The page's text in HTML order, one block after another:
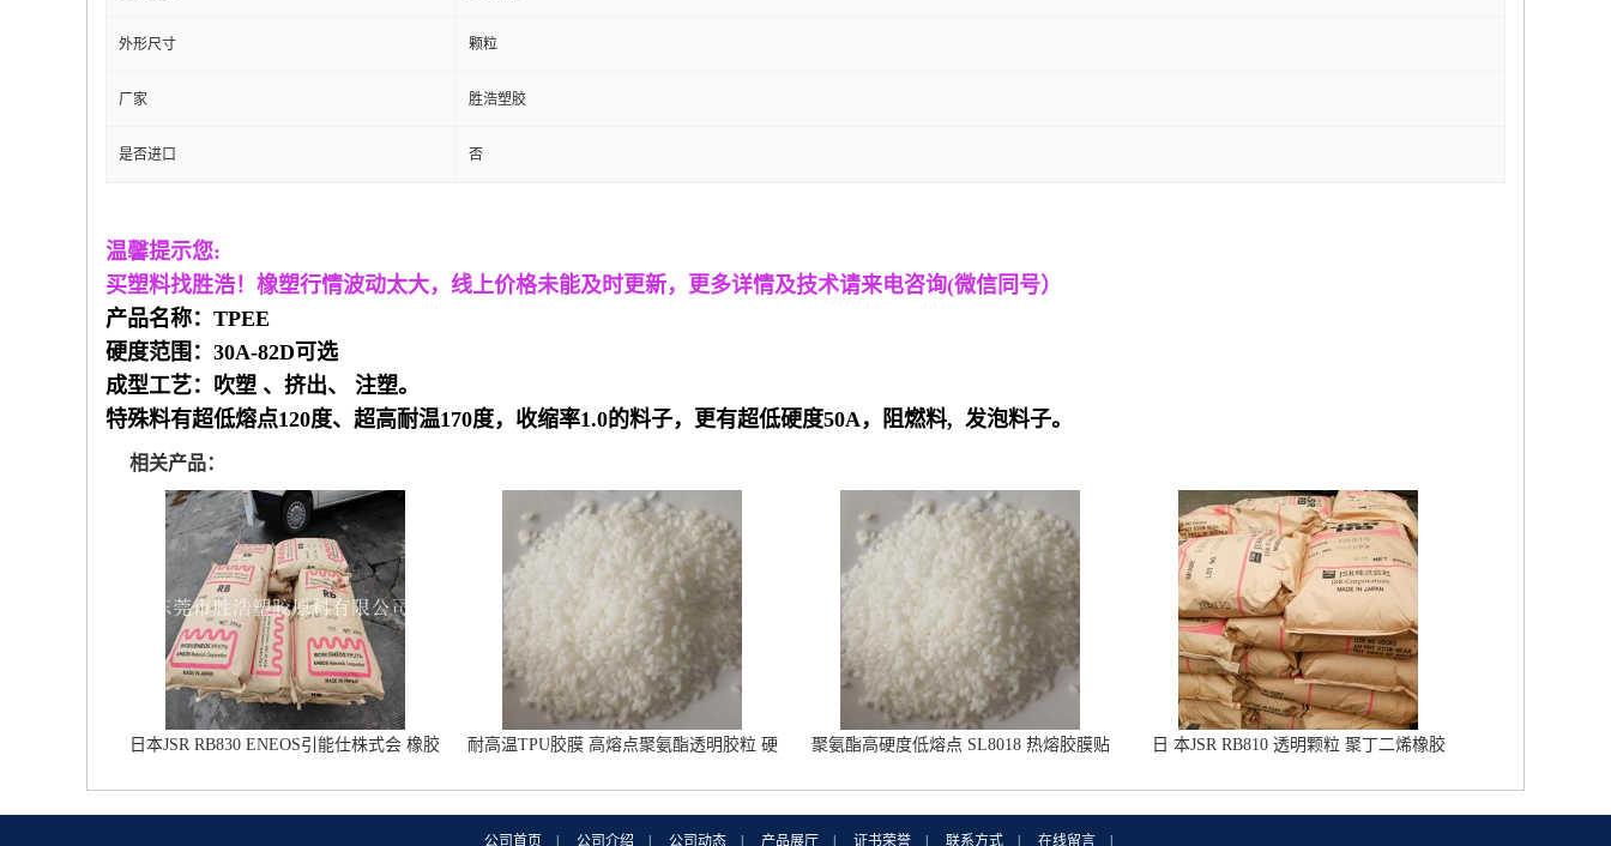
外形尺寸 颗粒
厂家 胜浩塑胶
是否进口 否
温馨提示您:
买塑料找胜浩！ 橡塑行情波动太大，线上价格未能及时更新， 更多详情及技术请来电咨询(微信同号）
产品名称：TPEE
硬度范围：30A-82D可选
成型工艺：吹塑 、挤出、 注塑。
特殊料有超低熔点120度、超高耐温170度，收缩率1.0的料子，更有超低硬度50A，阻燃料, 发泡料子。
相关产品：
日本JSR RB830 ENEOS引能仕株式会 橡胶
耐高温TPU胶膜 高熔点聚氨酯透明胶粒 硬
聚氨酯高硬度低熔点 SL8018 热熔胶膜贴
日 本JSR RB810 透明颗粒 聚丁二烯橡胶
公司首页 公司介绍 公司动态 产品展厅 证书荣誉 联系方式 在线留言